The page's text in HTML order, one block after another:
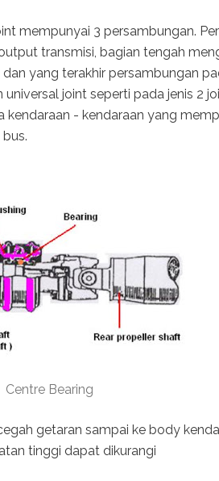
mempunyai 3 persambungan.
transmisi, bagian tengah
yang terakhir persambungan
joint seperti pada jenis 2
- kendaraan yang
Centre Bearing
getaran sampai ke body
tinggi dapat dikurangi